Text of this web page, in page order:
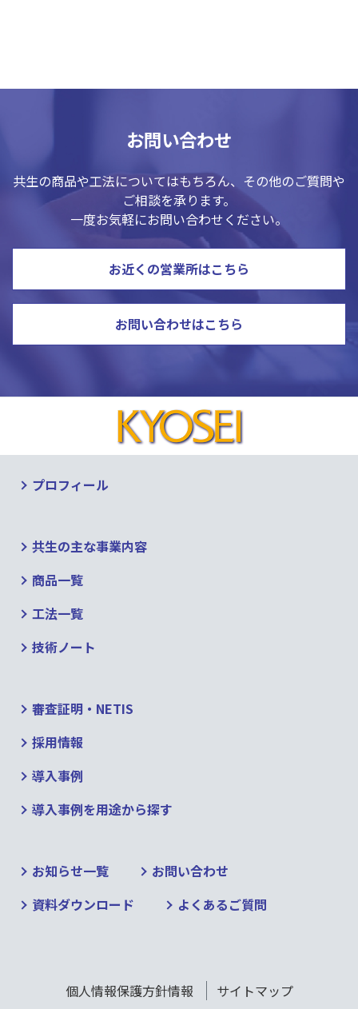
お問い合わせ
共生の商品や工法についてはもちろん、その他のご質問や
ご相談を承ります。
一度お気軽にお問い合わせください。
お近くの営業所はこちら
お問い合わせはこちら
プロフィール
共生の主な事業内容
商品一覧
工法一覧
技術ノート
審査証明・NETIS
採用情報
導入事例
導入事例を用途から探す
お知らせ一覧
お問い合わせ
資料ダウンロード
よくあるご質問
個人情報保護方針情報 サイトマップ